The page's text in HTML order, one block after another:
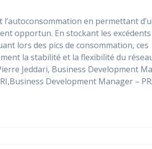
en permettant
opportun. En stockant les excédents
lors des pics de consommation, ces
la stabilité et la flexibilité du
Jeddari, Business Development
Development Manager –